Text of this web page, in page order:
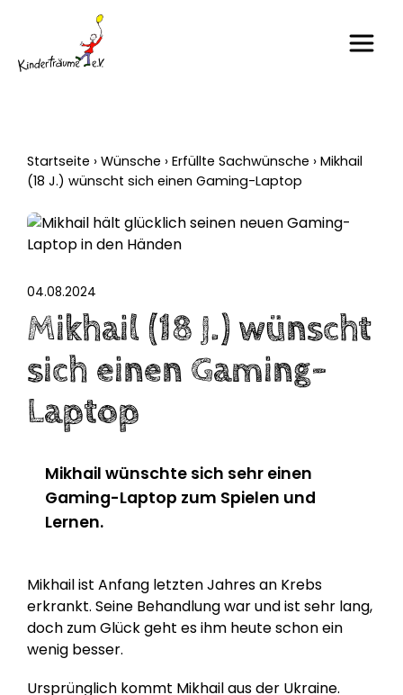
Startseite › Wünsche › Erfüllte Sachwünsche › Mikhail
(18 J.) wünscht sich einen Gaming-Laptop
04.08.2024
Mikhail (18 J.) wünscht
sich einen Gaming-
Laptop
Mikhail wünschte sich sehr einen
Gaming-Laptop zum Spielen und
Lernen.
Mikhail ist Anfang letzten Jahres an Krebs
erkrankt. Seine Behandlung war und ist sehr lang,
doch zum Glück geht es ihm heute schon ein
wenig besser.
Ursprünglich kommt Mikhail aus der Ukraine.